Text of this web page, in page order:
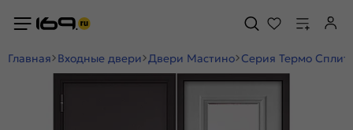
Главная Входные двери Двери Мастино Серия Термо Сплит